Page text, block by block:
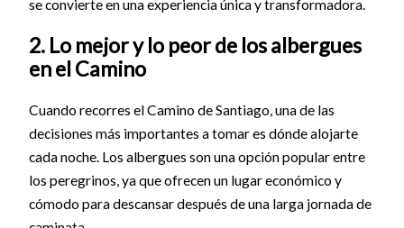
se convierte en una experiencia única y transformadora.
2. Lo mejor y lo peor de los albergues
en el Camino
Cuando recorres el Camino de Santiago, una de las
decisiones más importantes a tomar es dónde alojarte
cada noche. Los albergues son una opción popular entre
los peregrinos, ya que ofrecen un lugar económico y
cómodo para descansar después de una larga jornada de